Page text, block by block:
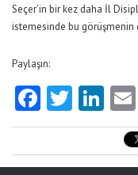
Seçer’in bir kez daha İl
istemesinde bu
Paylaşın: